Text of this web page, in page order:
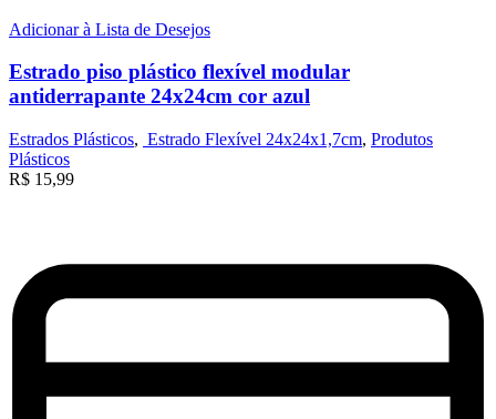
Adicionar à Lista de Desejos
Estrado piso plástico flexível modular
antiderrapante 24x24cm cor azul
Estrados Plásticos, Estrado Flexível 24x24x1,7cm, Produtos
Plásticos
R$ 15,99